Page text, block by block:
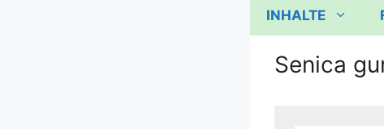
INHALTE
Senica